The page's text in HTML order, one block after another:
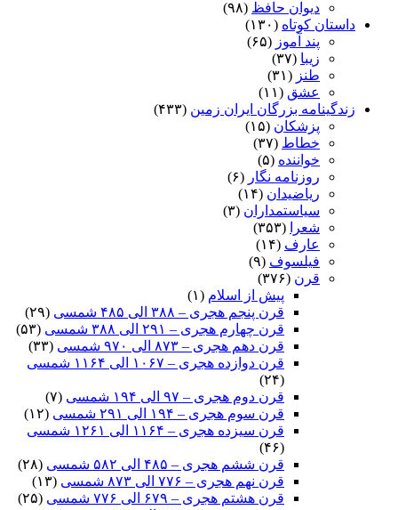
دیوان حافظ (۹۸)
داستان کوتاه (۱۳۰)
پند آموز (۶۵)
زیبا (۳۷)
طنز (۳۱)
عشق (۱۱)
زندگینامه بزرگان ایران زمین (۴۳۳)
پزشکان (۱۵)
خطاط (۳۷)
خواننده (۵)
روزنامه نگار (۶)
ریاضیدان (۱۴)
سیاستمداران (۳)
شعرا
(۳۵۳)
عارف (۱۴)
فیلسوف (۹)
قرن (۳۷۶)
پیش از اسلام (۱)
قرن پنجم هجری – ۳۸۸ الی ۴۸۵ شمسی
(۲۹)
قرن چهارم هجری – ۲۹۱ الی ۳۸۸ شمسی
(۵۳)
قرن دهم هجری – ۸۷۳ الی ۹۷۰ شمسی
(۳۳)
قرن دوازده هجری – ۱۰۶۷ الی ۱۱۶۴ شمسی
(۲۴)
قرن دوم هجری – ۹۷ الی ۱۹۴ شمسی
(۷)
قرن سوم هجری – ۱۹۴ الی ۲۹۱ شمسی
(۱۲)
قرن سیزده هجری – ۱۱۶۴ الی ۱۲۶۱ شمسی
(۴۶)
قرن ششم هجری – ۴۸۵ الی ۵۸۲ شمسی
(۲۸)
قرن نهم هجری – ۷۷۶ الی ۸۷۳ شمسی
(۱۳)
قرن هشتم هجری – ۶۷۹ الی ۷۷۶ شمسی
(۲۵)